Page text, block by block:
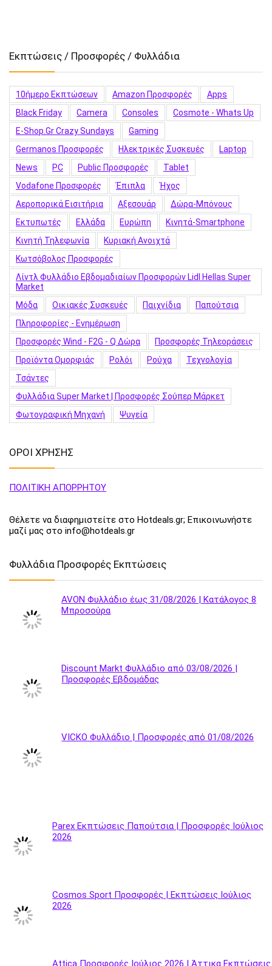
Εκπτώσεις / Προσφορές / Φυλλάδια
10ήμερο Εκπτώσεων Amazon Προσφορές
Apps
Black Friday
Camera Consoles
Cosmote - Whats Up
E-Shop.gr Crazy Sundays
Gaming
Germanos Προσφορές
Hλεκτρικές Συσκευές
Laptop
News
PC Public Προσφορές
Tablet
Vodafone Προσφορές
Έπιπλα
Ήχος
Αεροπορικά Εισιτήρια
Αξεσουάρ
Δώρα-Μπόνους
Εκτυπωτές
Ελλάδα Ευρώπη
Κινητά-Smartphone
Κινητή Τηλεφωνία
Κυριακή Ανοιχτά
Κωτσόβολος Προσφορές
Λίντλ Φυλλάδιο Εβδομαδιαίων Προσφορών Lidl Hellas Super
Market
Μόδα
Οικιακές Συσκευές Παιχνίδια
Παπούτσια
Πληροφορίες - Ενημέρωση
Προσφορές Wind - F2G - Q Δώρα
Προσφορές Τηλεοράσεις
Προϊόντα Ομορφιάς
Ρολόι Ρούχα
Τεχνολογία
Τσάντες
Φυλλάδια Super Market | Προσφορές Σούπερ Μάρκετ
Φωτογραφική Μηχανή
Ψυγεία
ΟΡΟΙ ΧΡΗΣΗΣ
ΠΟΛΙΤΙΚΗ ΑΠΟΡΡΗΤΟΥ
Θέλετε να διαφημιστείτε στο Hotdeals.gr; Επικοινωνήστε
μαζί μας στο info@hotdeals.gr
Φυλλάδια Προσφορές Εκπτώσεις
AVON Φυλλάδιο έως 31/08/2026 | Κατάλογος 8
Μπροσούρα
Discount Markt Φυλλάδιο από 03/08/2026 |
Προσφορές Εβδομάδας
VICKO Φυλλάδιο | Προσφορές από 01/08/2026
Parex Εκπτώσεις Παπούτσια | Προσφορές Ιούλιος
2026
Cosmos Sport Προσφορές | Εκπτώσεις Ιούλιος
2026